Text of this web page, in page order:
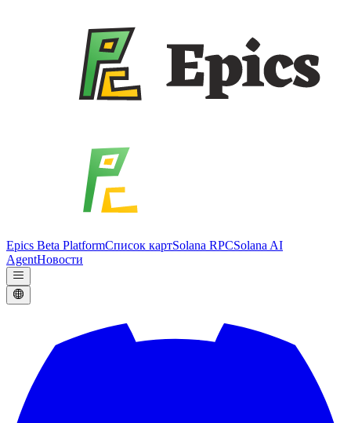
Epics Beta PlatformСписок картSolana RPCSolana AI
AgentНовости